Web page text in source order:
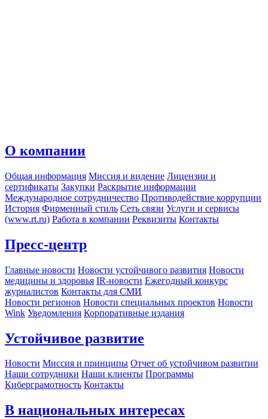
О компании
Общая информация Миссия и видение Лицензии и
сертификаты Закупки Раскрытие информации
Международное сотрудничество Противодействие коррупции
История Фирменный стиль Сеть связи Услуги и сервисы
(www.rt.ru) Работа в компании Реквизиты Контакты
Пресс-центр
Главные новости Новости устойчивого развития Новости
медицины и здоровья IR-новости Ежегодный конкурс
журналистов Контакты для СМИ
Новости регионов Новости специальных проектов Новости
Wink Уведомления Корпоративные издания
Устойчивое развитие
Новости Миссия и принципы Отчет об устойчивом развитии
Наши сотрудники Наши клиенты Программы
Киберграмотность Контакты
В национальных интересах